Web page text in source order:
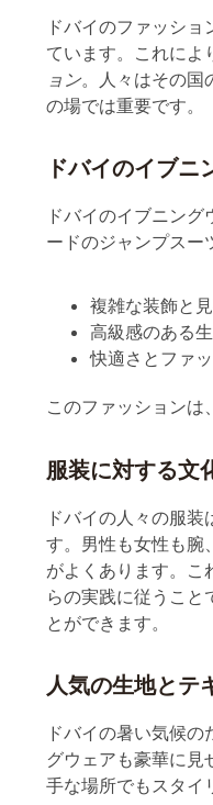
ています。これに
ョン 。人々はその国
の場では重要です。
ードのジャンプス
高級感のある
快適さとファ
す。男性も女性も
がよくあります。こ
らの実践に従うこと
とができます。
グウェアも豪華に
手な場所でもスタイ